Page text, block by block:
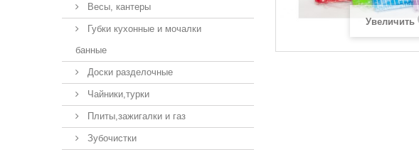
Весы, кантеры
Губки кухонные и мочалки
банные
Доски разделочные
Чайники,турки
Плиты,зажигалки и газ
Зубочистки
Увеличить